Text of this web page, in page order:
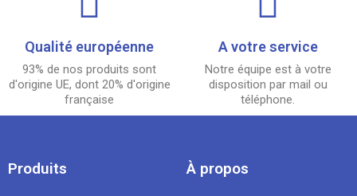
Qualité européenne
93% de nos produits sont
d'origine UE, dont 20% d'origine
française
A votre service
Notre équipe est à votre
disposition par mail ou
téléphone.
Produits À propos